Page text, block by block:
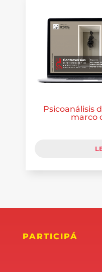
Psicoanálisis
marco
PARTICIPÁ